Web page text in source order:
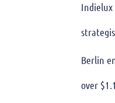
Berlin
over